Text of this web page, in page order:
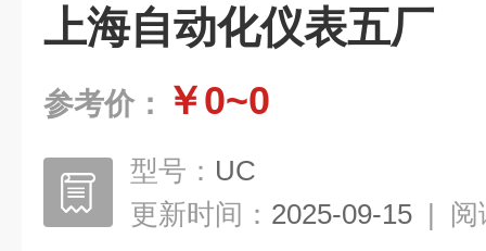
上海自动化仪表五厂
参考价： ￥0~0
型号： UC
更新时间： 2025-09-15 | 阅